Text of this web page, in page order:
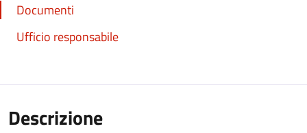
Documenti
Ufficio responsabile
Descrizione